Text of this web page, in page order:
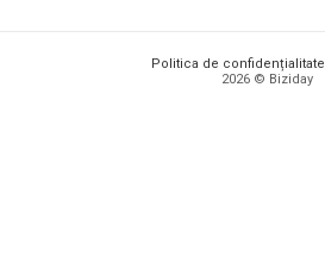
Politica de confidențialitate
2026 © Biziday